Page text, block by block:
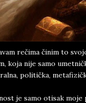
rečima činim to
koja nije samo
politička,
je samo otisak moje